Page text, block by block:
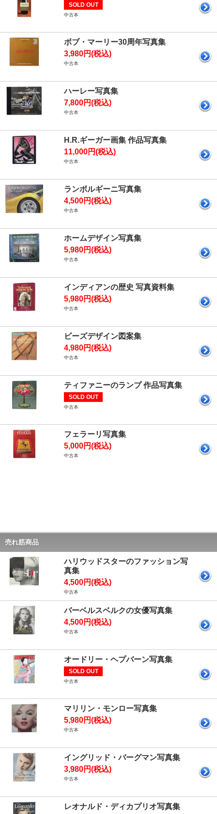
SOLD OUT
中古本
ボブ・マーリー30周年写真集
3,980円(税込)
中古本
ハーレー写真集
7,800円(税込)
中古本
H.R.ギーガー画集 作品写真集
11,000円(税込)
中古本
ランボルギーニ写真集
4,500円(税込)
中古本
ホームデザイン写真集
5,980円(税込)
中古本
インディアンの歴史 写真資料集
5,980円(税込)
中古本
ビーズデザイン図案集
4,980円(税込)
中古本
ティファニーのランプ 作品写真集
SOLD OUT
中古本
フェラーリ写真集
5,000円(税込)
中古本
売れ筋商品
ハリウッドスターのファッション写
真集
4,500円(税込)
中古本
バーベルスベルクの女優写真集
4,500円(税込)
中古本
オードリー・ヘプバーン写真集
SOLD OUT
中古本
マリリン・モンロー写真集
5,980円(税込)
中古本
イングリッド・バーグマン写真集
3,980円(税込)
中古本
レオナルド・ディカプリオ写真集